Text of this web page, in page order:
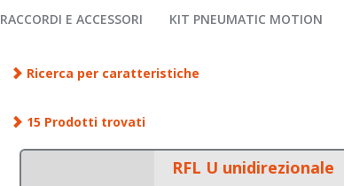
RACCORDI E ACCESSORI KIT PNEUMATIC MOTION
Ricerca per caratteristiche
15 Prodotti trovati
RFL U unidirezionale